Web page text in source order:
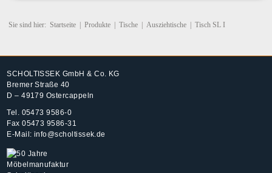
Sie sind hier: Startseite Produkte Tische Ausziehtische Tisch SL I
SCHOLTISSEK GmbH & Co. KG
Bremer Straße 40
D – 49179 Ostercappeln
Tel. 05473 9586-0
Fax 05473 9586-31
E-Mail: info@scholtissek.de